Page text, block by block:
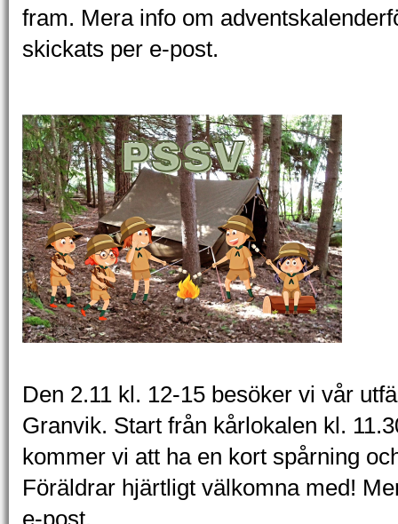
fram. Mera info om
skickats per e-post.
Den 2.11 kl. 12-15 besöker vi vår
Granvik. Start från kårlokalen kl.
kommer vi att ha en kort spårning
Föräldrar hjärtligt välkomna med!
e-post.